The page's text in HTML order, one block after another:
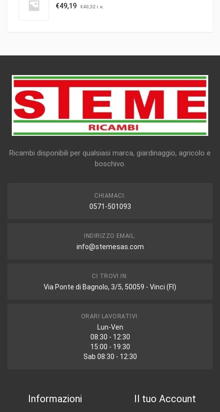
€49,19 €40,32 i.e.
Ricambi disponibili per qualsiasi marca, giardinaggio, agricolo e
boschivo.
CHIAMACI:
0571-501093
INDIRIZZO EMAIL:
info@stemesas.com
CI TROVI IN:
Via Ponte di Bagnolo, 3/5, 50059 - Vinci (FI)
ORARI LAVORATIVI:
Lun-Ven
08:30 - 12:30
15:00 - 19:30
Sab 08:30 - 12:30
Informazioni Il tuo Account